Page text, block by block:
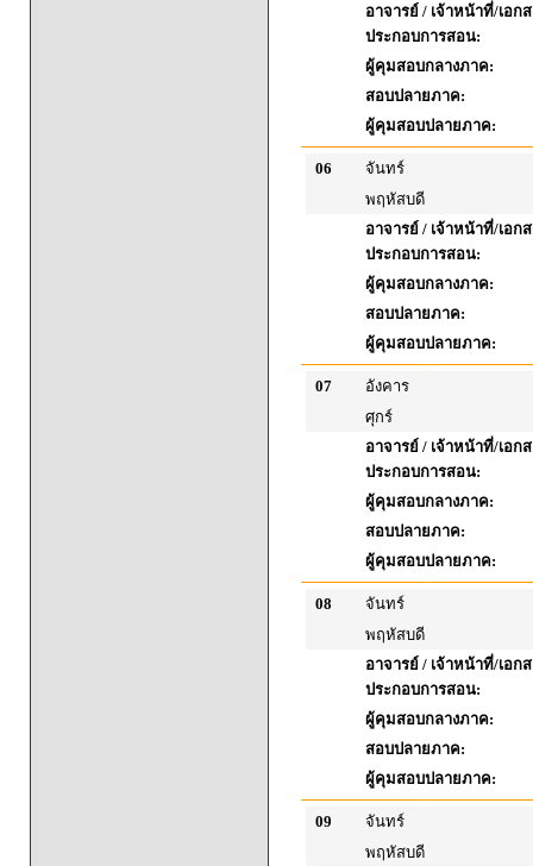
อาจารย์ / เจ้าหน้าที่/เอก
ประกอบการสอน:
ผู้คุมสอบกลางภาค:
สอบปลายภาค:
ผู้คุมสอบปลายภาค:
06
จันทร์
พฤหัสบดี
อาจารย์ / เจ้าหน้าที่/เอก
ประกอบการสอน:
ผู้คุมสอบกลางภาค:
สอบปลายภาค:
ผู้คุมสอบปลายภาค:
07
อังคาร
ศุกร์
อาจารย์ / เจ้าหน้าที่/เอก
ประกอบการสอน:
ผู้คุมสอบกลางภาค:
สอบปลายภาค:
ผู้คุมสอบปลายภาค:
08
จันทร์
พฤหัสบดี
อาจารย์ / เจ้าหน้าที่/เอก
ประกอบการสอน:
ผู้คุมสอบกลางภาค:
สอบปลายภาค:
ผู้คุมสอบปลายภาค:
09
จันทร์
พฤหัสบดี